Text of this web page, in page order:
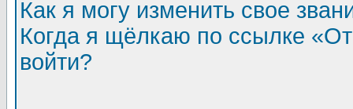
Как я могу изменить свое
Когда я щёлкаю по ссылке
войти?